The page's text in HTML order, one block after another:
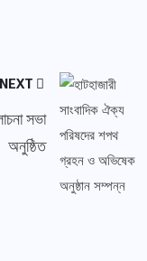
NEXT
সভা
অনুষ্ঠিত